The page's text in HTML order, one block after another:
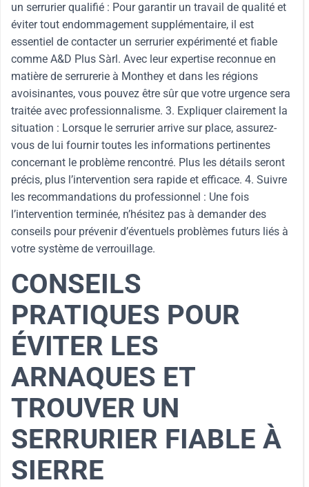
un serrurier qualifié : Pour garantir un travail de qualité et
éviter tout endommagement supplémentaire, il est
essentiel de contacter un serrurier expérimenté et fiable
comme A&D Plus Sàrl. Avec leur expertise reconnue en
matière de serrurerie à Monthey et dans les régions
avoisinantes, vous pouvez être sûr que votre urgence sera
traitée avec professionnalisme. 3. Expliquer clairement la
situation : Lorsque le serrurier arrive sur place, assurez-
vous de lui fournir toutes les informations pertinentes
concernant le problème rencontré. Plus les détails seront
précis, plus l’intervention sera rapide et efficace. 4. Suivre
les recommandations du professionnel : Une fois
l’intervention terminée, n’hésitez pas à demander des
conseils pour prévenir d’éventuels problèmes futurs liés à
votre système de verrouillage.
CONSEILS
PRATIQUES POUR
ÉVITER LES
ARNAQUES ET
TROUVER UN
SERRURIER FIABLE À
SIERRE